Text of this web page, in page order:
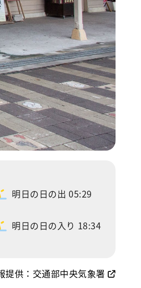
明日の日の出 05:29
明日の日の入り 18:34
提供：交通部中央気象署